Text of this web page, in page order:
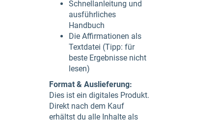
Schnellanleitung und
ausführliches
Handbuch
Die Affirmationen als
Textdatei (Tipp: für
beste Ergebnisse nicht
lesen)
Format & Auslieferung:
Dies ist ein digitales Produkt.
Direkt nach dem Kauf
erhältst du alle Inhalte als